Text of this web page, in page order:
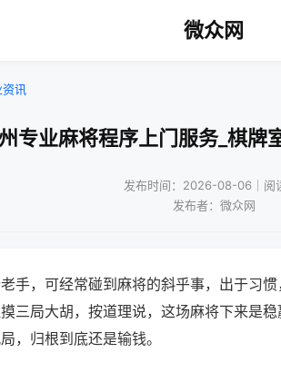
微众网
讯
专业麻将程序上门服务_棋牌
发布时间：2026-08-06｜阅
发布者：微众网
手，可经常碰到麻将的斜乎事，出于习惯
三局大胡，按道理说，这场麻将下来是
，归根到底还是输钱。